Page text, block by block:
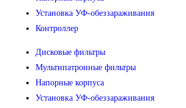
Установка УФ-обеззараживания
Контроллер
Дисковые фильтры
Мультипатронные фильтры
Напорные корпуса
Установка УФ-обеззараживания